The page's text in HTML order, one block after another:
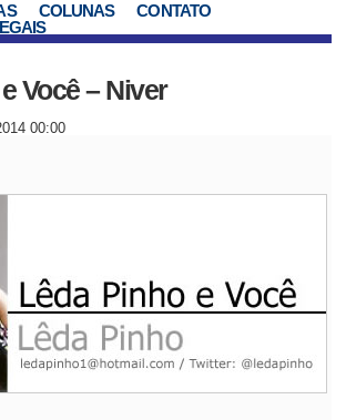
COLUNAS
CONTATO
Você – Niver
00:00